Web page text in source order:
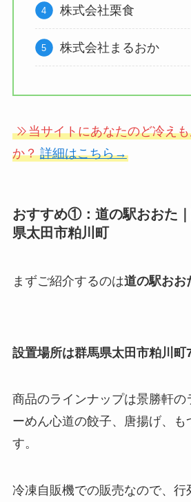
株式会社栗食
株式会社まるおか
当サイトにあなたのど冷え
か？ 詳細はこちら→
おすすめ①：道の駅おおた
県太田市粕川町
まずご紹介するのは道の駅おお
設置場所は群馬県太田市粕川町
商品のラインナップは景勝軒の
ーめん心道の餃子、唐揚げ、も
す。
冷凍自販機での販売なので、行